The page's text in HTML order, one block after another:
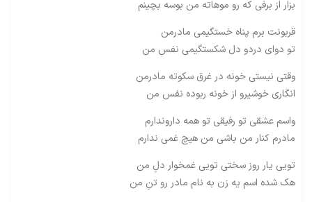
بزار از برفی که رو موهاته من بوسه بچینم
قربونت برم پناه خستگیمی مادرمن
تو دوای دردو دل شکستگیمی نفس من
وقتی نیستی خونه در غرق سکوته مادرمن
انگاری خوشیرو از خونه ربوده نفس من
واسم عشقی تو رفیقی تو همه داروندارم
مادرم کنار من باشی من هیچ غمی ندارم
تویی یار روز سختی تویی غمخوار دلِ من
هک شده اسم یه زن به نام مادر رو تنِ من